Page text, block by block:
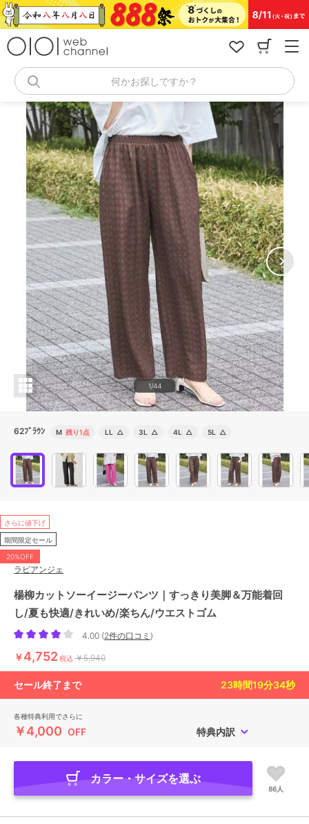
コ
ン
何かお探しですか？
1/44
62ﾌﾞﾗｳﾝ M 残り1点 LL △ 3L △ 4L △ 5L △
さらに値下げ
期間限定セール
20%OFF
ラビアンジェ
楊柳カットソーイージーパンツ｜すっきり美脚＆万能着回
し/夏も快適/きれいめ/楽ちん/ウエストゴム
4.00 (2件の口コミ )
￥4,752 税込 ￥5,940
セール終了まで 23時間19分32秒
各種特典利用でさらに
￥4,000 OFF 特典内訳
カラー・サイズを選ぶ
86人